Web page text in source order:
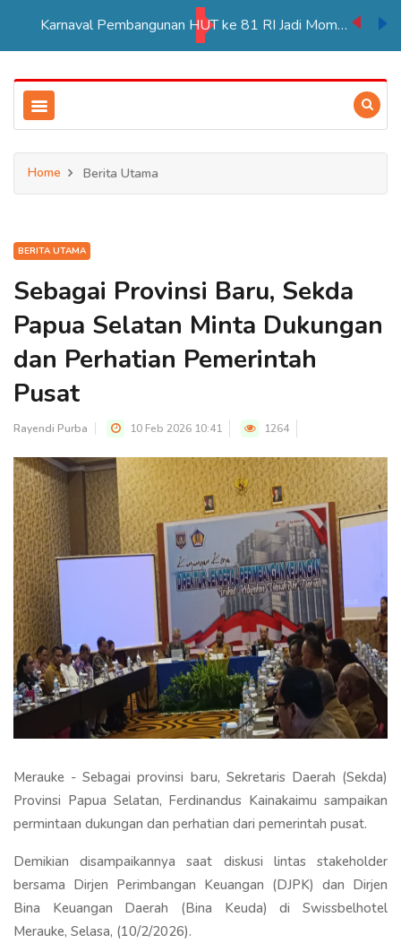
Karnaval Pembangunan HUT ke 81 RI Jadi Momentum Perkuat Persatuan di Merauke
Home Berita Utama
BERITA UTAMA
Sebagai Provinsi Baru, Sekda
Papua Selatan Minta Dukungan
dan Perhatian Pemerintah
Pusat
Rayendi Purba 10 Feb 2026 10:41 1264
Merauke - Sebagai provinsi baru, Sekretaris Daerah (Sekda)
Provinsi Papua Selatan, Ferdinandus Kainakaimu sampaikan
permintaan dukungan dan perhatian dari pemerintah pusat.
Demikian disampaikannya saat diskusi lintas stakeholder
bersama Dirjen Perimbangan Keuangan (DJPK) dan Dirjen
Bina Keuangan Daerah (Bina Keuda) di Swissbelhotel
Merauke, Selasa, (10/2/2026).